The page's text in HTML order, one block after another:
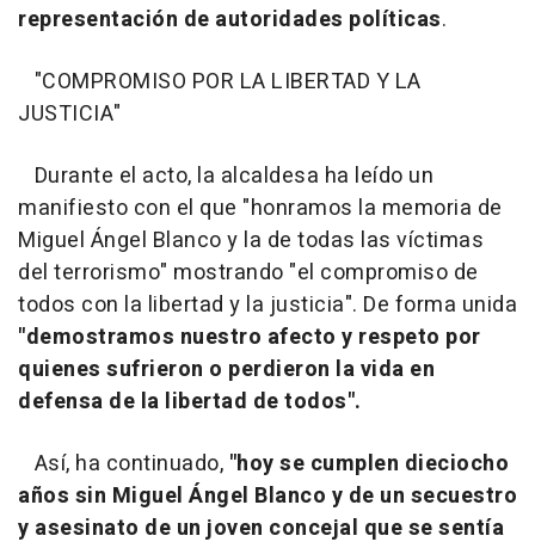
representación de autoridades políticas.
"COMPROMISO POR LA LIBERTAD Y LA
JUSTICIA"
Durante el acto, la alcaldesa ha leído un
manifiesto con el que "honramos la memoria de
Miguel Ángel Blanco y la de todas las víctimas
del terrorismo" mostrando "el compromiso de
todos con la libertad y la justicia". De forma unida
"demostramos nuestro afecto y respeto por
quienes sufrieron o perdieron la vida en
defensa de la libertad de todos".
Así, ha continuado, "hoy se cumplen dieciocho
años sin Miguel Ángel Blanco y de un secuestro
y asesinato de un joven concejal que se sentía